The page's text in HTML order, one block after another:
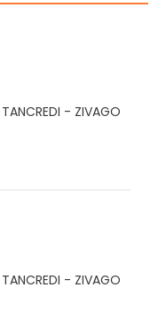
TANCREDI - ZIVAGO
TANCREDI - ZIVAGO